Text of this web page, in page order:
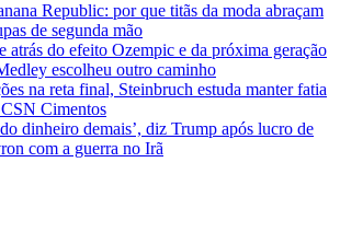
Republic: por que titãs da moda abraçam
de segunda mão
atrás do efeito Ozempic e da próxima geração
escolheu outro caminho
na reta final, Steinbruch estuda manter fatia
Cimentos
dinheiro demais’, diz Trump após lucro de
com a guerra no Irã